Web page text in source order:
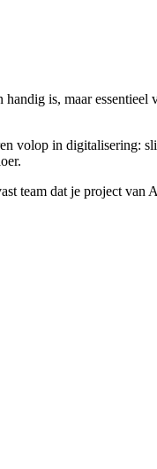
is, maar
volop in digitalisering:
team dat je project van